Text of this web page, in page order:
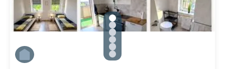
gallery.slide_selector
Zu Slide 1 wechseln
Zu Slide 2 wechseln
Zu Slide 3 wechseln
Zu Slide 4 wechseln
Zu Slide 5 wechseln
Zu Slide 6 wechseln